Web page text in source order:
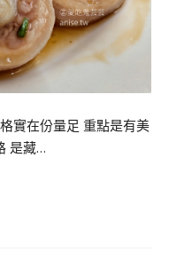
實在份量足 重點是有美
是藏…